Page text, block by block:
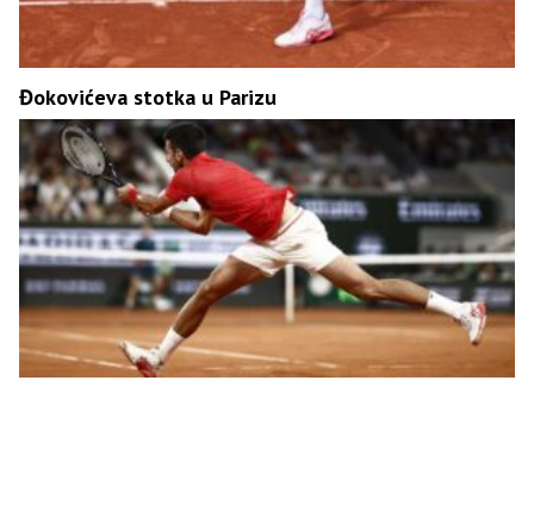
Đokovićeva stotka u Parizu